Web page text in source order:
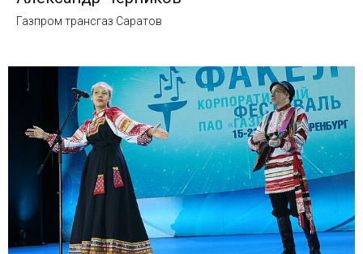
Газпром трансгаз Саратов